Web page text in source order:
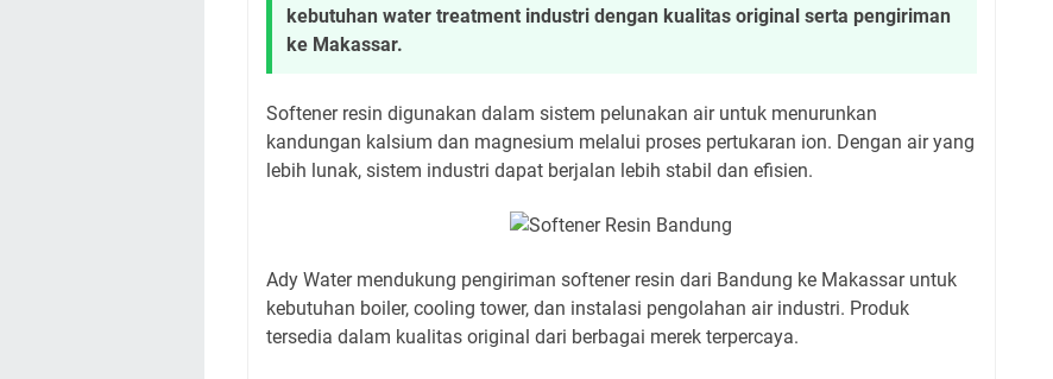
kebutuhan water treatment industri dengan kualitas original serta pengiriman
ke Makassar.
Softener resin digunakan dalam sistem pelunakan air untuk menurunkan
kandungan kalsium dan magnesium melalui proses pertukaran ion. Dengan air yang
lebih lunak, sistem industri dapat berjalan lebih stabil dan efisien.
Ady Water mendukung pengiriman softener resin dari Bandung ke Makassar untuk
kebutuhan boiler, cooling tower, dan instalasi pengolahan air industri. Produk
tersedia dalam kualitas original dari berbagai merek terpercaya.